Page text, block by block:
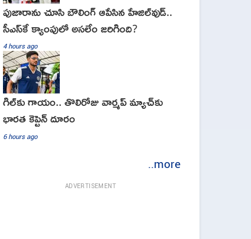
పుజారాను చూసి బౌలింగ్ ఆపేసిన హేజిల్‌వుడ్..
సీఎస్‌కే క్యాంపులో అసలేం జరిగింది?
4 hours ago
గిల్‌కు గాయం.. తొలిరోజు వార్మప్‌ మ్యాచ్‌కు
భారత కెప్టెన్‌ దూరం
6 hours ago
..more
ADVERTISEMENT